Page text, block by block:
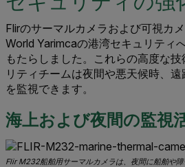
Flirのサーマルカメラおよび可視カ
World Yarimcaの港湾セキュリティ
もたらしました。これらの高度な
リティチームは夜間や悪天候時、
を監視できます。
海上および夜間の監視
Flir M232船舶用サーマルカメラは、夜間に船舶や